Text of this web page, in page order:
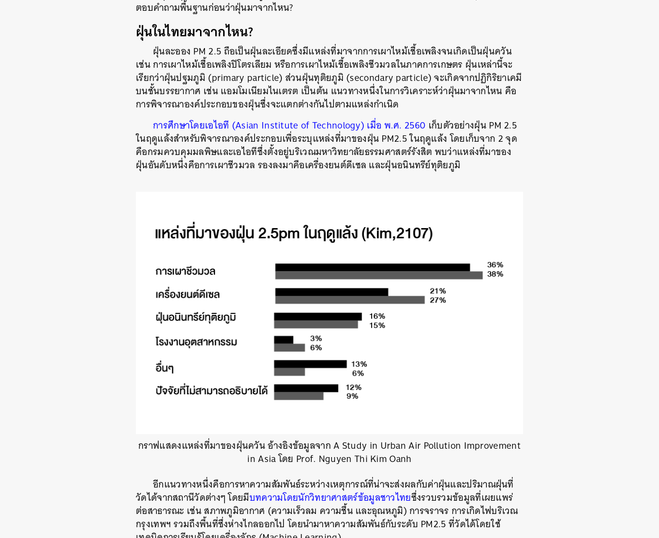
ตอบคำถามพื้นฐานก่อนว่าฝุ่นมาจากไหน?
ฝุ่นในไทยมาจากไหน?
ฝุ่นละออง PM 2.5 ถือเป็นฝุ่นละเอียดซึ่งมีแหล่งที่มาจากการเผาไหม้เชื้อเพลิงจนเกิดเป็นฝุ่นควัน
เช่น การเผาไหม้เชื้อเพลิงปิโตรเลียม หรือการเผาไหม้เชื้อเพลิงชีวมวลในภาคการเกษตร ฝุ่นเหล่านี้จะ
เรียกว่าฝุ่นปฐมภูมิ (primary particle) ส่วนฝุ่นทุติยภูมิ (secondary particle) จะเกิดจากปฏิกิริยาเคมี
บนชั้นบรรยากาศ เช่น แอมโมเนียมไนเตรต เป็นต้น แนวทางหนึ่งในการวิเคราะห์ว่าฝุ่นมาจากไหน คือ
การพิจารณาองค์ประกอบของฝุ่นซึ่งจะแตกต่างกันไปตามแหล่งกำเนิด
การศึกษาโดยเอไอที (Asian Institute of Technology) เมื่อ พ.ศ. 2560 เก็บตัวอย่างฝุ่น PM 2.5
ในฤดูแล้งสำหรับพิจารณาองค์ประกอบเพื่อระบุแหล่งที่มาของฝุ่น PM2.5 ในฤดูแล้ง โดยเก็บจาก 2 จุด
คือกรมควบคุมมลพิษและเอไอทีซึ่งตั้งอยู่บริเวณมหาวิทยาลัยธรรมศาสตร์รังสิต พบว่าแหล่งที่มาของ
ฝุ่นอันดับหนึ่งคือการเผาชีวมวล รองลงมาคือเครื่องยนต์ดีเซล และฝุ่นอนินทรีย์ทุติยภูมิ
กราฟแสดงแหล่งที่มาของฝุ่นควัน อ้างอิงข้อมูลจาก A Study in Urban Air Pollution Improvement
in Asia โดย Prof. Nguyen Thi Kim Oanh
อีกแนวทางหนึ่งคือการหาความสัมพันธ์ระหว่างเหตุการณ์ที่น่าจะส่งผลกับค่าฝุ่นและปริมาณฝุ่นที่
วัดได้จากสถานีวัดต่างๆ โดยมีบทความโดยนักวิทยาศาสตร์ข้อมูลชาวไทยซึ่งรวบรวมข้อมูลที่เผยแพร่
ต่อสาธารณะ เช่น สภาพภูมิอากาศ (ความเร็วลม ความชื้น และอุณหภูมิ) การจราจร การเกิดไฟบริเวณ
กรุงเทพฯ รวมถึงพื้นที่ซึ่งห่างไกลออกไป โดยนำมาหาความสัมพันธ์กับระดับ PM2.5 ที่วัดได้โดยใช้